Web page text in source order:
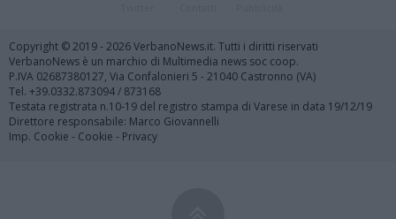
Copyright © 2019 - 2026 VerbanoNews.it. Tutti i diritti riservati
VerbanoNews è un marchio di Multimedia news soc coop.
P.IVA 02687380127, Via Confalonieri 5 - 21040 Castronno (VA)
Tel. +39.0332.873094 / 873168
Testata registrata n.10-19 del registro stampa di Varese in data 19/12/19
Direttore responsabile: Marco Giovannelli
Imp. Cookie - Cookie - Privacy